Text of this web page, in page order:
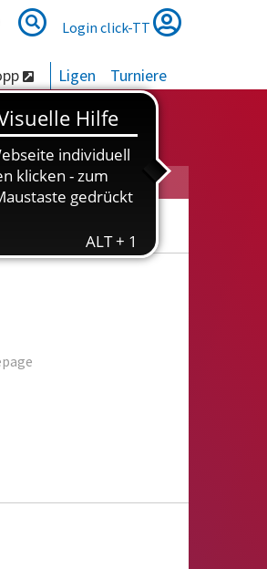
Suche
Suche
Login click-TT
Ligen Turniere